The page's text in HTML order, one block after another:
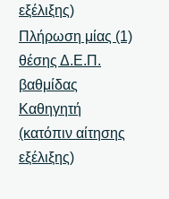
εξέλιξης)
Πλήρωση μίας (1)
θέσης Δ.Ε.Π.
βαθμίδας
Καθηγητή
(κατόπιν αίτησης
εξέλιξης)